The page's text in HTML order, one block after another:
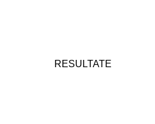
RESULTATE